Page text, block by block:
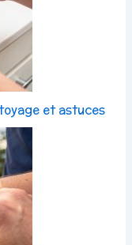
et astuces